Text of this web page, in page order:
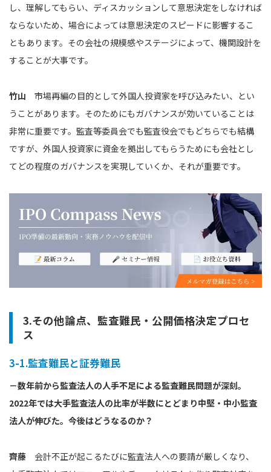
し、理解してもらい、ディスカッションして意思決定をしなければ
ならないため、場合によっては意思決定のスピードに影響するこ
ともあります。その会社の規模感やステージによって、機関設計を
することが大事です。
竹山 市場再編の目的として外国人投資家を呼び込みたい、とい
うことがあります。そのためにもガバナンスが効いていることは
非常に重要です。監査等委員会でも監査役会でもどちらでも結構
ですが、外国人投資家に資金を拠出してもらうためにも会社とし
てどの程度のガバナンスを実現していくか、それが重要です。
3.その他論点、監査難民・公開価格決定プロセ
ス
3-1.監査難民と証券難民
－数年前から監査法人の人手不足による監査難民問題が深刻。
2022年では大手監査法人の比率が半数にとどまり中堅・中小監査
法人が伸びた。今後はどうなるのか？
齊藤 会計不正が起こるたびに監査法人への要請が厳しくなり、